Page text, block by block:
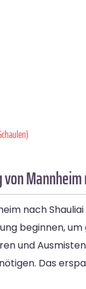
nach
beginnen,
und
Das